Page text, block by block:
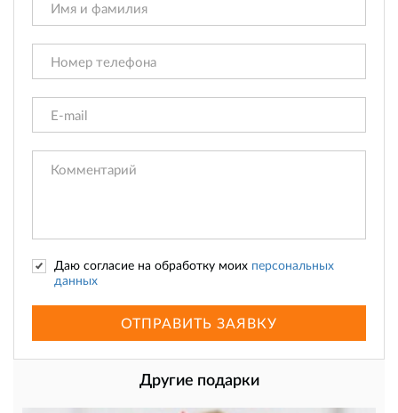
Даю согласие на обработку моих персональных
данных
ОТПРАВИТЬ ЗАЯВКУ
Другие подарки